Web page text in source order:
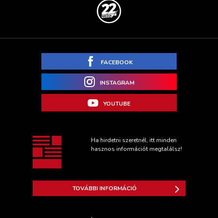
FACEBOOK
INSTAGRAM
YOUTUBE
Ha hirdetni szeretnél, itt minden
hasznos információt megtalálsz!
TOVÁBBI INFORMÁCIÓ